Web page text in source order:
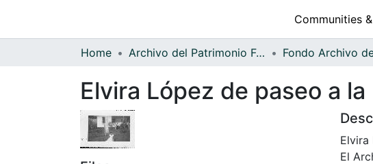
Communities
Home Archivo del Patrimonio Fotográfico y Fílmico del Valle del Cauca
Elvira López de paseo a
Elvira
El